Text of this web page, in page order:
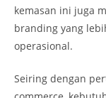
kemasan ini juga
branding yang
operasional.
Seiring dengan